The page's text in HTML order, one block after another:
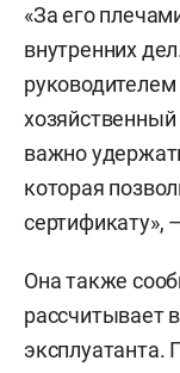
«За его
внутренних
руководителем
важно
которая
сертификату»,
Она также
рассчитывает
эксплуатанта.